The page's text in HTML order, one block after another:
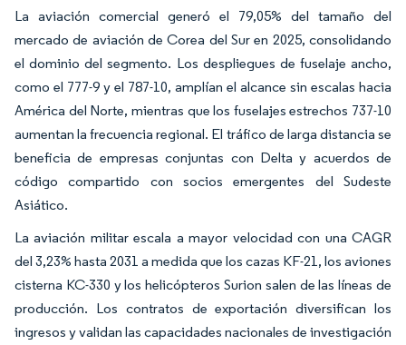
La aviación comercial generó el 79,05% del tamaño del
mercado de aviación de Corea del Sur en 2025, consolidando
el dominio del segmento. Los despliegues de fuselaje ancho,
como el 777-9 y el 787-10, amplían el alcance sin escalas hacia
América del Norte, mientras que los fuselajes estrechos 737-10
aumentan la frecuencia regional. El tráfico de larga distancia se
beneficia de empresas conjuntas con Delta y acuerdos de
código compartido con socios emergentes del Sudeste
Asiático.
La aviación militar escala a mayor velocidad con una CAGR
del 3,23% hasta 2031 a medida que los cazas KF-21, los aviones
cisterna KC-330 y los helicópteros Surion salen de las líneas de
producción. Los contratos de exportación diversifican los
ingresos y validan las capacidades nacionales de investigación